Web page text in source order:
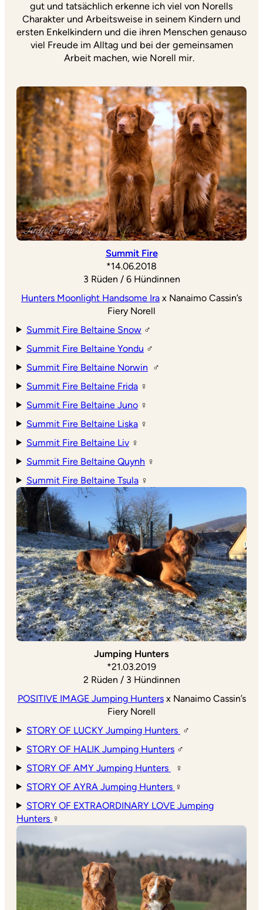
gut und tatsächlich erkenne ich viel von Norells
Charakter und Arbeitsweise in seinem Kindern und
ersten Enkelkindern und die ihren Menschen genauso
viel Freude im Alltag und bei der gemeinsamen
Arbeit machen, wie Norell mir.
Summit Fire
*14.06.2018
3 Rüden / 6 Hündinnen
Hunters Moonlight Handsome Ira x Nanaimo Cassin’s
Fiery Norell
Summit Fire Beltaine Snow♂
Summit Fire Beltaine Yondu ♂
Summit Fire Beltaine Norwin ♂
Summit Fire Beltaine Frida ♀
Summit Fire Beltaine Juno ♀
Summit Fire Beltaine Liska ♀
Summit Fire Beltaine Liv♀
Summit Fire Beltaine Quynh ♀
Summit Fire Beltaine Tsula♀
Jumping Hunters
*21.03.2019
2 Rüden / 3 Hündinnen
POSITIVE IMAGE Jumping Huntersx Nanaimo Cassin’s
Fiery Norell
STORY OF LUCKY Jumping Hunters ♂
STORY OF HALIK Jumping Hunters♂
STORY OF AMY Jumping Hunters
♀
STORY OF AYRA Jumping Hunters ♀
STORY OF EXTRAORDINARY LOVE Jumping
Hunters ♀